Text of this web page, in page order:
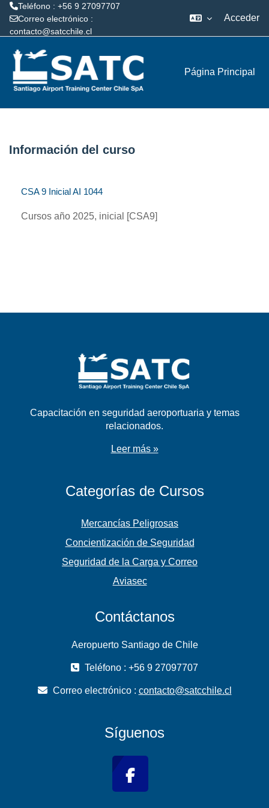
Teléfono : +56 9 27097707
Correo electrónico :
contacto@satcchile.cl
Acceder
Página Principal
Información del curso
CSA 9 Inicial AI 1044
Cursos año 2025, inicial [CSA9]
Capacitación en seguridad aeroportuaria y temas
relacionados.
Leer más »
Categorías de Cursos
Mercancías Peligrosas
Concientización de Seguridad
Seguridad de la Carga y Correo
Aviasec
Contáctanos
Aeropuerto Santiago de Chile
Teléfono : +56 9 27097707
Correo electrónico : contacto@satcchile.cl
Síguenos